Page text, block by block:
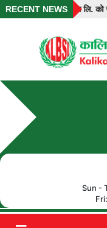
लघुवित्त वित्तीय संस्था लि. को
RECENT NEWS
Sun -